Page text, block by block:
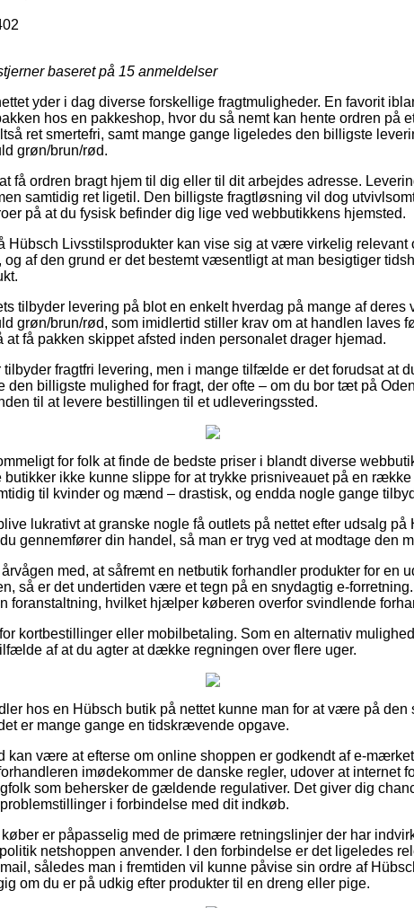
baseret på 15 anmeldelser
yder i dag diverse forskellige fragtmuligheder. En favorit
hos en pakkeshop, hvor du så nemt kan hente ordren på
ret smertefri, samt mange gange ligeledes den billigste
grøn/brun/rød.
få ordren bragt hjem til dig eller til dit arbejdes adresse.
samtidig ret ligetil. Den billigste fragtløsning vil dog
på at du fysisk befinder dig lige ved webbutikkens hjemsted.
Hübsch Livsstilsprodukter kan vise sig at være virkelig relevant
og af den grund er det bestemt væsentligt at man besigtiger
tilbyder levering på blot en enkelt hverdag på mange af deres
grøn/brun/rød, som imidlertid stiller krav om at handlen laves
at få pakken skippet afsted inden personalet drager hjemad.
fragtfri levering, men i mange tilfælde er det forudsat at
den billigste mulighed for fragt, der ofte – om du bor tæt på
til at levere bestillingen til et udleveringssted.
for folk at finde de bedste priser i blandt diverse
ikke kunne slippe for at trykke prisniveauet på en række
til kvinder og mænd – drastisk, og endda nogle gange
lukrativt at granske nogle få outlets på nettet efter udsalg på
gennemfører din handel, så man er tryg ved at modtage den
med, at såfremt en netbutik forhandler produkter for en
så er det undertiden være et tegn på en snydagtig e-
foranstaltning, hvilket hjælper køberen overfor svindlende
kortbestillinger eller mobilbetaling. Som en alternativ
af at du agter at dække regningen over flere uger.
hos en Hübsch butik på nettet kunne man for at være på
er mange gange en tidskrævende opgave.
kan være at efterse om online shoppen er godkendt af e-
imødekommer de danske regler, udover at internet
som behersker de gældende regulativer. Det giver dig
i forbindelse med dit indkøb.
er påpasselig med de primære retningslinjer der har
netshoppen anvender. I den forbindelse er det ligeledes
således man i fremtiden vil kunne påvise sin ordre af
om du er på udkig efter produkter til en dreng eller pige.